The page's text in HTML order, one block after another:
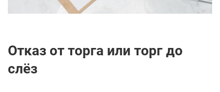
Отказ от торга или торг до
слёз